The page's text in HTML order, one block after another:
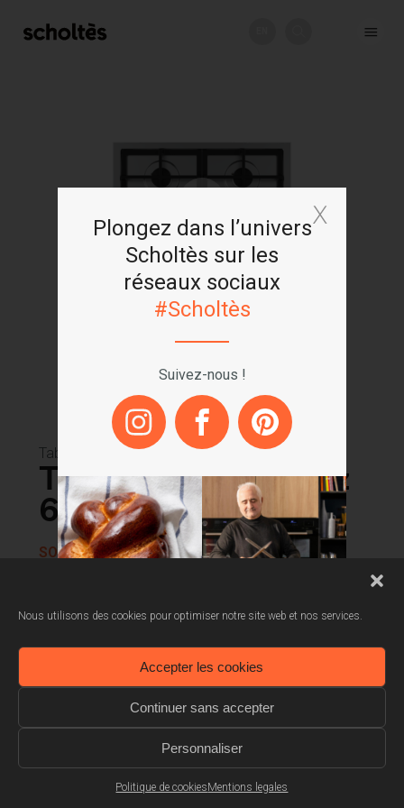
Nous utilisons des cookies pour optimiser notre site web et nos services.
Accepter les cookies
Continuer sans accepter
Personnaliser
Politique de cookiesMentions legales
Tables Gaz
Table de cuisson gaz
60 cm
SOTE1620X
Grilles multi-foyers en fonte / Support pour
Flamme contrôle +
Commandes frontales
4 brûleurs gaz dont un triple couronne
Plongez dans l’univers
Scholtès sur les
réseaux sociaux
#Scholtès
Suivez-nous !